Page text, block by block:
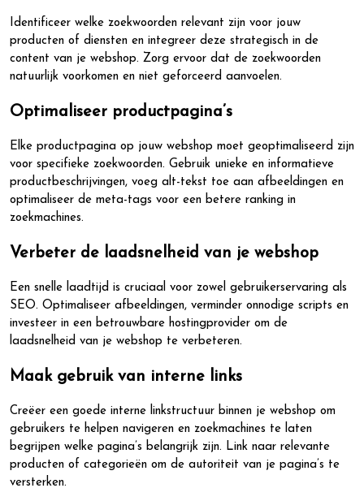
Identificeer welke zoekwoorden relevant zijn voor jouw
producten of diensten en integreer deze strategisch in de
content van je webshop. Zorg ervoor dat de zoekwoorden
natuurlijk voorkomen en niet geforceerd aanvoelen.
Optimaliseer productpagina’s
Elke productpagina op jouw webshop moet geoptimaliseerd zijn
voor specifieke zoekwoorden. Gebruik unieke en informatieve
productbeschrijvingen, voeg alt-tekst toe aan afbeeldingen en
optimaliseer de meta-tags voor een betere ranking in
zoekmachines.
Verbeter de laadsnelheid van je webshop
Een snelle laadtijd is cruciaal voor zowel gebruikerservaring als
SEO. Optimaliseer afbeeldingen, verminder onnodige scripts en
investeer in een betrouwbare hostingprovider om de
laadsnelheid van je webshop te verbeteren.
Maak gebruik van interne links
Creëer een goede interne linkstructuur binnen je webshop om
gebruikers te helpen navigeren en zoekmachines te laten
begrijpen welke pagina’s belangrijk zijn. Link naar relevante
producten of categorieën om de autoriteit van je pagina’s te
versterken.